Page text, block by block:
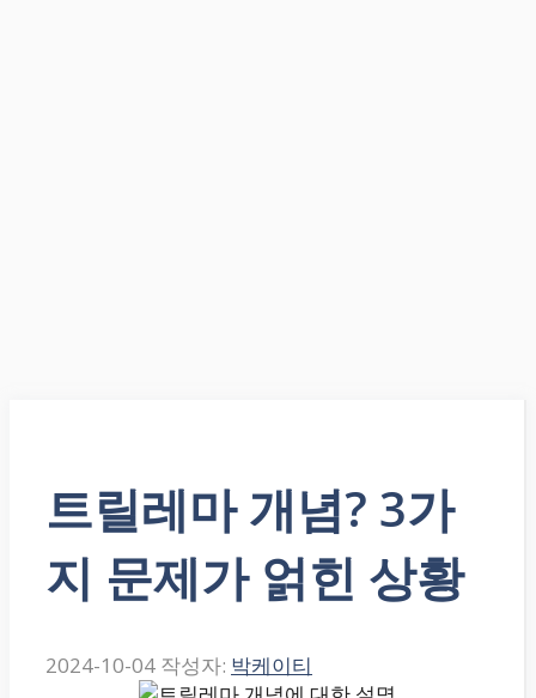
트릴레마 개념? 3가
지 문제가 얽힌 상황
2024-10-04 작성자: 박케이티